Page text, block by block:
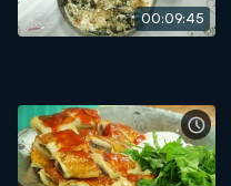
00:09:45